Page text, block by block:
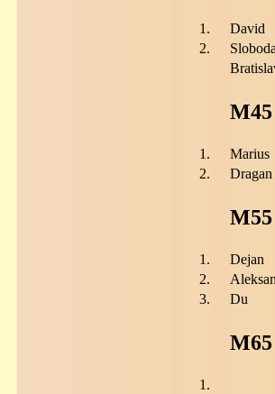
1.
David
2.
M45
1.
Marius
2.
Dragan
M55
1.
Dejan
2.
3.
Du
M65
1.